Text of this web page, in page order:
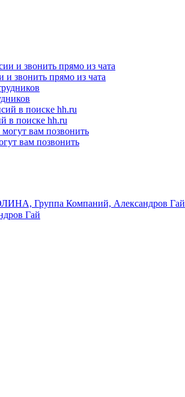
и звонить прямо из чата
в поиске hh.ru
вам позвонить
Группа Компаний, Александров Гай
Гай